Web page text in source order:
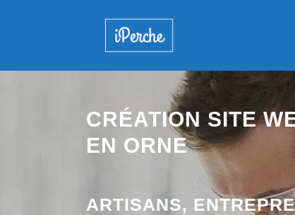
CRÉATION SITE
EN ORNE
ARTISANS,